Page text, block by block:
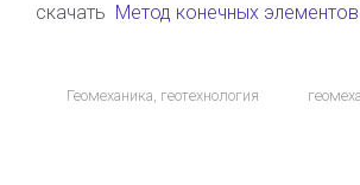
скачать Метод конечных
Геомеханика, геотехнология